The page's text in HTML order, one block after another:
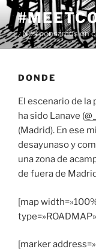
Saltar
contenido
¿Nos pensamos en
DONDE
El escenario de
ha sido Lanave (
(Madrid). En ese
desayunaso y
una zona de
de fuera de
[map
[marker